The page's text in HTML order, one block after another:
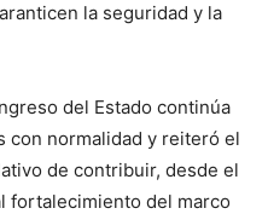
la seguridad y la
del Estado continúa
con normalidad y reiteró el
de contribuir, desde el
fortalecimiento del marco